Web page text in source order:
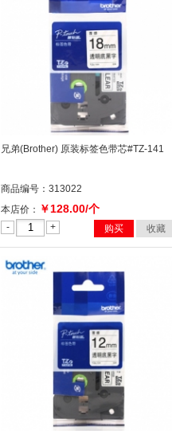
兄弟(Brother) 原装标签色带芯#TZ-141
商品编号：313022
本店价： ￥128.00/个
- + 购买 收藏